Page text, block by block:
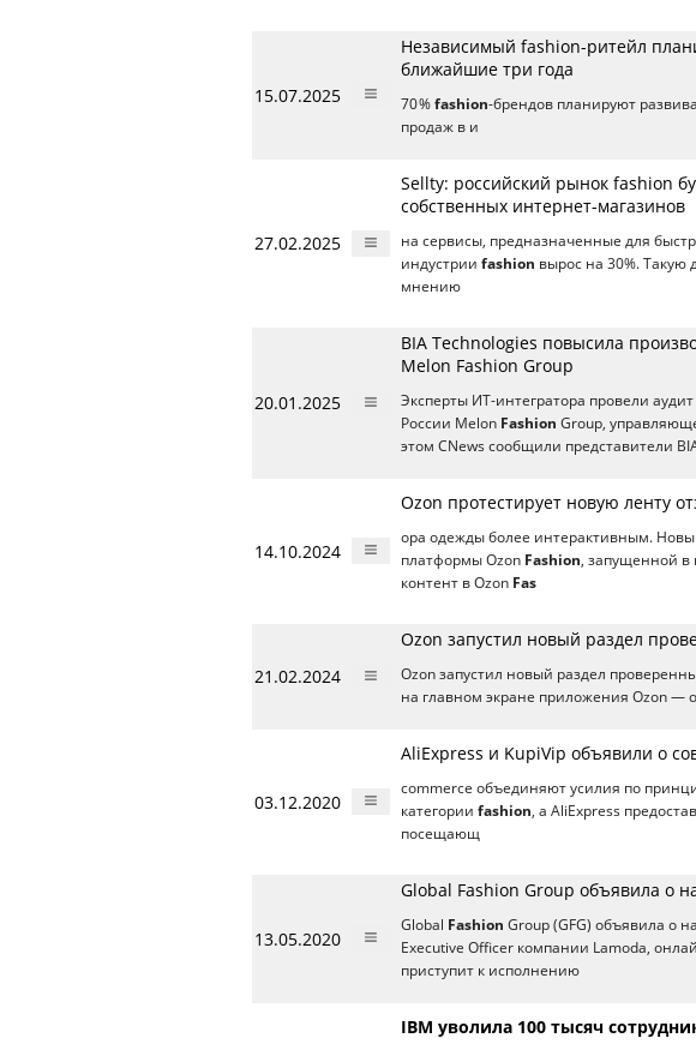
15.07.2025
Независимый fashion-ритейл
ближайшие три года
70 % fashion-брендов планируют
продаж в и
27.02.2025
Sellty: российский рынок fashion
собственных интернет-магазинов
на сервисы, предназначенные для
индустрии fashion вырос на 30%. Такую
мнению
20.01.2025
BIA Technologies повысила
Melon Fashion Group
Эксперты ИТ-интегратора провели
России Melon Fashion Group,
этом CNews сообщили представители
14.10.2024
Ozon протестирует новую ленту
ора одежды более интерактивным.
платформы Ozon Fashion , запущенной
контент в Ozon Fas
21.02.2024
Ozon запустил новый раздел
Ozon запустил новый раздел
на главном экране приложения Ozon —
03.12.2020
AliExpress и KupiVip объявили о
commerce объединяют усилия по
категории fashion , а AliExpress
посещающ
13.05.2020
Global Fashion Group объявила о
Global Fashion Group (GFG) объявила о
Executive Officer компании Lamoda,
приступит к исполнению
IBM уволила 100 тысяч